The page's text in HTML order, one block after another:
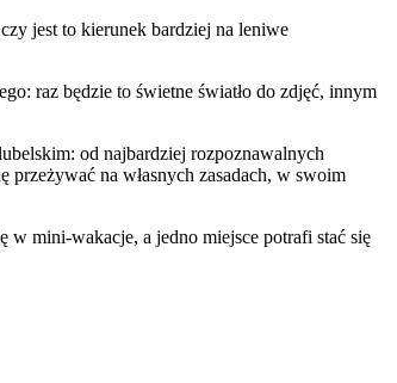
jest to kierunek bardziej na leniwe
raz będzie to świetne światło do zdjęć, innym
od najbardziej rozpoznawalnych
na własnych zasadach, w swoim
w mini-wakacje, a jedno miejsce potrafi stać się